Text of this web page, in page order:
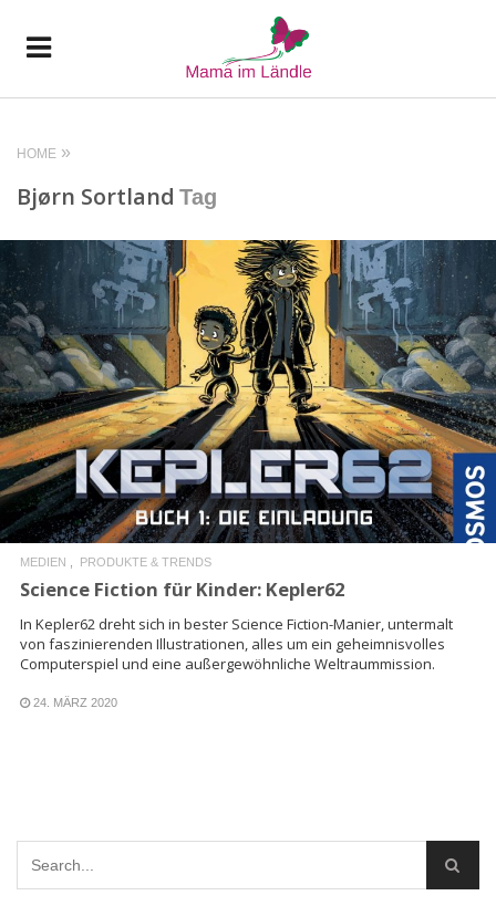
HOME
Bjørn Sortland Tag
READ MORE
MEDIEN PRODUKTE & TRENDS
Science Fiction für Kinder: Kepler62
In Kepler62 dreht sich in bester Science Fiction-Manier, untermalt
von faszinierenden Illustrationen, alles um ein geheimnisvolles
Computerspiel und eine außergewöhnliche Weltraummission.
24. MÄRZ 2020